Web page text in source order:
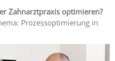
Zahnarztpraxis optimieren?
Prozessoptimierung in